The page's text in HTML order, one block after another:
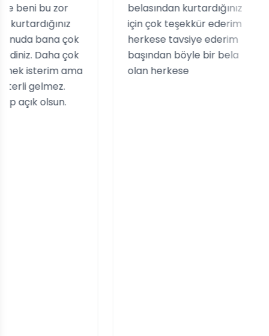
zor
çok
çok
ama
belasından kurtardığınız
için çok teşekkür ederim
herkese tavsiye ederim
başından böyle bir bela
olan herkese